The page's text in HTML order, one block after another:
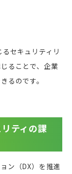
セキュリティリ
ることで、企業
るのです。
ティの課
ン（DX）を推進